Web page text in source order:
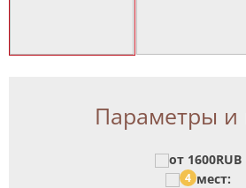
Параметры и
от 1600RUB
4 мест: